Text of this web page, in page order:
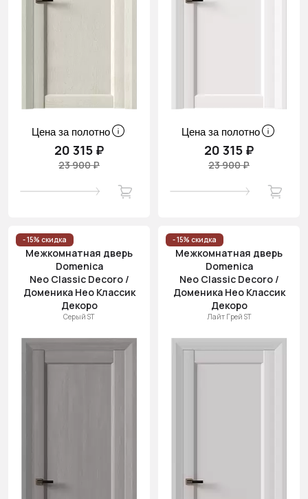
Цена за полотно
20 315 ₽
23 900 ₽
Цена за полотно
20 315 ₽
23 900 ₽
- 15% скидка
Межкомнатная дверь
Domenica
Neo Classic Decoro /
Доменика Нео Классик
Декоро
Серый ST
- 15% скидка
Межкомнатная дверь
Domenica
Neo Classic Decoro /
Доменика Нео Классик
Декоро
Лайт Грей ST